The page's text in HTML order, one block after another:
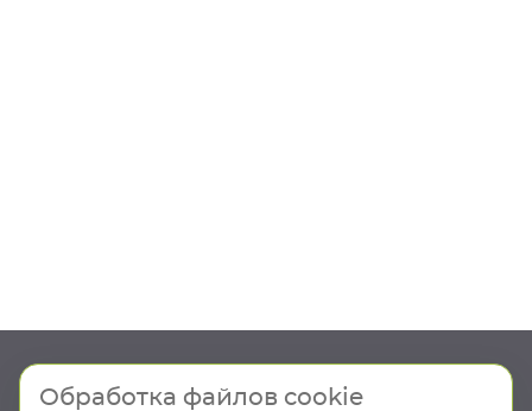
Шоу-рум Продукция
Обработка файлов cookie